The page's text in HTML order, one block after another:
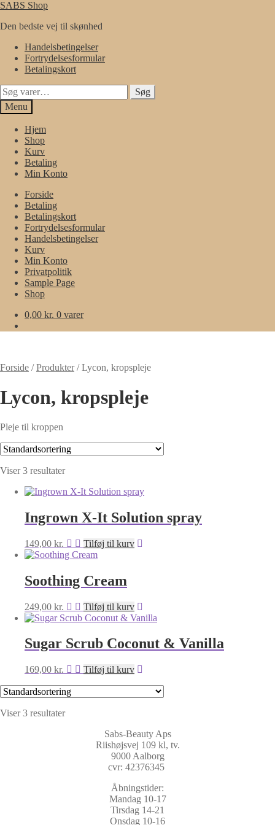
Spring
navigation
Spring
indhold
SABS Shop
Den bedste vej til skønhed
Handelsbetingelser
Fortrydelsesformular
Betalingskort
Søg
efter:
Søg
Menu
Hjem
Shop
Kurv
Betaling
Min Konto
Forside
Betaling
Betalingskort
Fortrydelsesformular
Handelsbetingelser
Kurv
Min Konto
Privatpolitik
Sample Page
Shop
0,00 kr. 0 varer
Forside /Produkter/Lycon, kropspleje
Lycon, kropspleje
Pleje til kroppen
Viser 3 resultater
Ingrown X-It Solution spray
149,00 kr. Tilføj til kurv
Soothing Cream
249,00 kr. Tilføj til kurv
Sugar Scrub Coconut & Vanilla
169,00 kr. Tilføj til kurv
Viser 3 resultater
Sabs-Beauty Aps
Riishøjsvej 109 kl, tv.
9000 Aalborg
cvr: 42376345
Åbningstider:
Mandag 10-17
Tirsdag 14-21
Onsdag 10-16